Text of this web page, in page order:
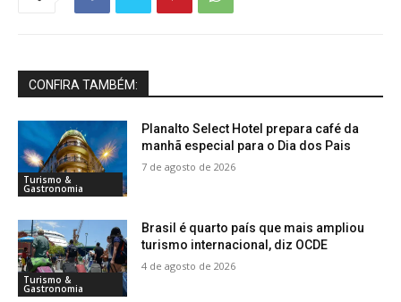
CONFIRA TAMBÉM:
Turismo &
Gastronomia
Planalto Select Hotel prepara café da
manhã especial para o Dia dos Pais
7 de agosto de 2026
Turismo &
Gastronomia
Brasil é quarto país que mais ampliou
turismo internacional, diz OCDE
4 de agosto de 2026